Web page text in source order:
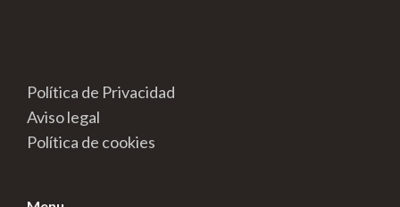
Política de Privacidad
Aviso legal
Política de cookies